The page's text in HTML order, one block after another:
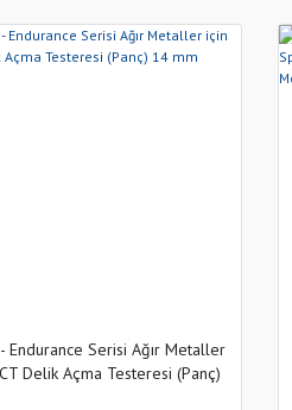
Endurance Serisi Ağır Metaller
Delik Açma Testeresi (Panç)